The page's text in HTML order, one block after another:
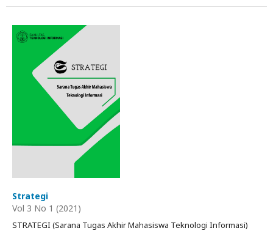
Strategi
Vol 3 No 1 (2021)
STRATEGI (Sarana Tugas Akhir Mahasiswa Teknologi Informasi)